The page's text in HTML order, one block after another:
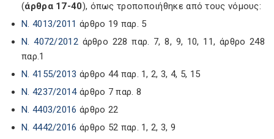
(άρθρα 17-40), όπως τροποποιήθηκε από τους νόμους:
Ν. 4013/2011 άρθρο 19 παρ. 5
Ν. 4072/2012άρθρο 228 παρ. 7, 8, 9, 10, 11, άρθρο 248
παρ.1
Ν. 4155/2013 άρθρο 44 παρ. 1, 2, 3, 4, 5, 15
Ν. 4237/2014άρθρο 7 παρ. 8
Ν. 4403/2016 άρθρο 22
Ν. 4442/2016 άρθρο 52 παρ. 1, 2, 3, 9